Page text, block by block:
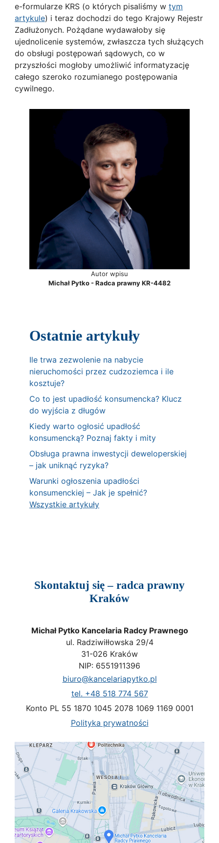
e-formularze KRS (o których pisaliśmy w tym
artykule) i teraz dochodzi do tego Krajowy Rejestr
Zadłużonych. Pożądane wydawałoby się
ujednolicenie systemów, zwłaszcza tych służących
do obsługi postępowań sądowych, co w
przyszłości mogłoby umożliwić informatyzację
całego szeroko rozumianego postępowania
cywilnego.
Autor wpisu
Michał Pytko - Radca prawny KR-4482
Ostatnie artykuły
Ile trwa zezwolenie na nabycie
nieruchomości przez cudzoziemca i ile
kosztuje?
Co to jest upadłość konsumencka? Klucz
do wyjścia z długów
Kiedy warto ogłosić upadłość
konsumencką? Poznaj fakty i mity
Obsługa prawna inwestycji deweloperskiej
– jak uniknąć ryzyka?
Warunki ogłoszenia upadłości
konsumenckiej – Jak je spełnić?
Wszystkie artykuły
Skontaktuj się – radca prawny
Kraków
Michał Pytko Kancelaria Radcy Prawnego
ul. Radziwiłłowska 29/4
31-026 Kraków
NIP: 6551911396
biuro@kancelariapytko.pl
tel. +48 518 774 567
Konto PL 55 1870 1045 2078 1069 1169 0001
Polityka prywatności